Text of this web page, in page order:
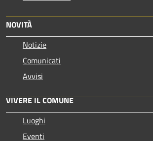
NOVITÀ
Notizie
Comunicati
Avvisi
VIVERE IL COMUNE
Luoghi
Eventi